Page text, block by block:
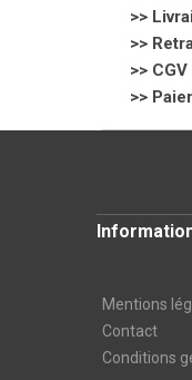
>>
>>
>> CGV
>>
Mentions
Contact
Conditions